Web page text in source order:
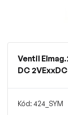
Ventil
DC
Kód: 424_SYM